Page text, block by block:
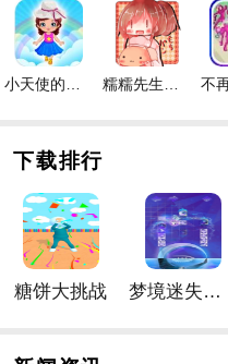
手游优势
1、给玩家带来有趣的街
梭
快地突破关卡
手游内容
1、简单神奇的玩法，多
2、自由发挥，用最快最
3、丰富的道具，经典街
1、在手游中，玩家在手
小天使的冒险手游 糯糯先生的面包店手游
下载排行
糖饼大挑战 梦境迷失星辰